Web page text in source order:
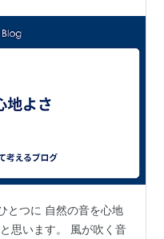
とつに 自然の音を心地
思います。 風が吹く音